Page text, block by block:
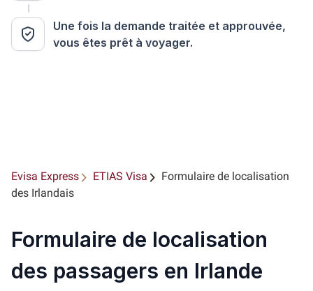
Une fois la demande traitée et approuvée,
vous êtes prêt à voyager.
Evisa Express ETIAS Visa
Formulaire de localisation
des Irlandais
Formulaire de localisation
des passagers en Irlande